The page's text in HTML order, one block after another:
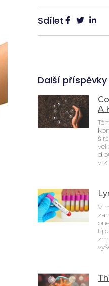
Sdílet
Další příspěvky
A
v
V